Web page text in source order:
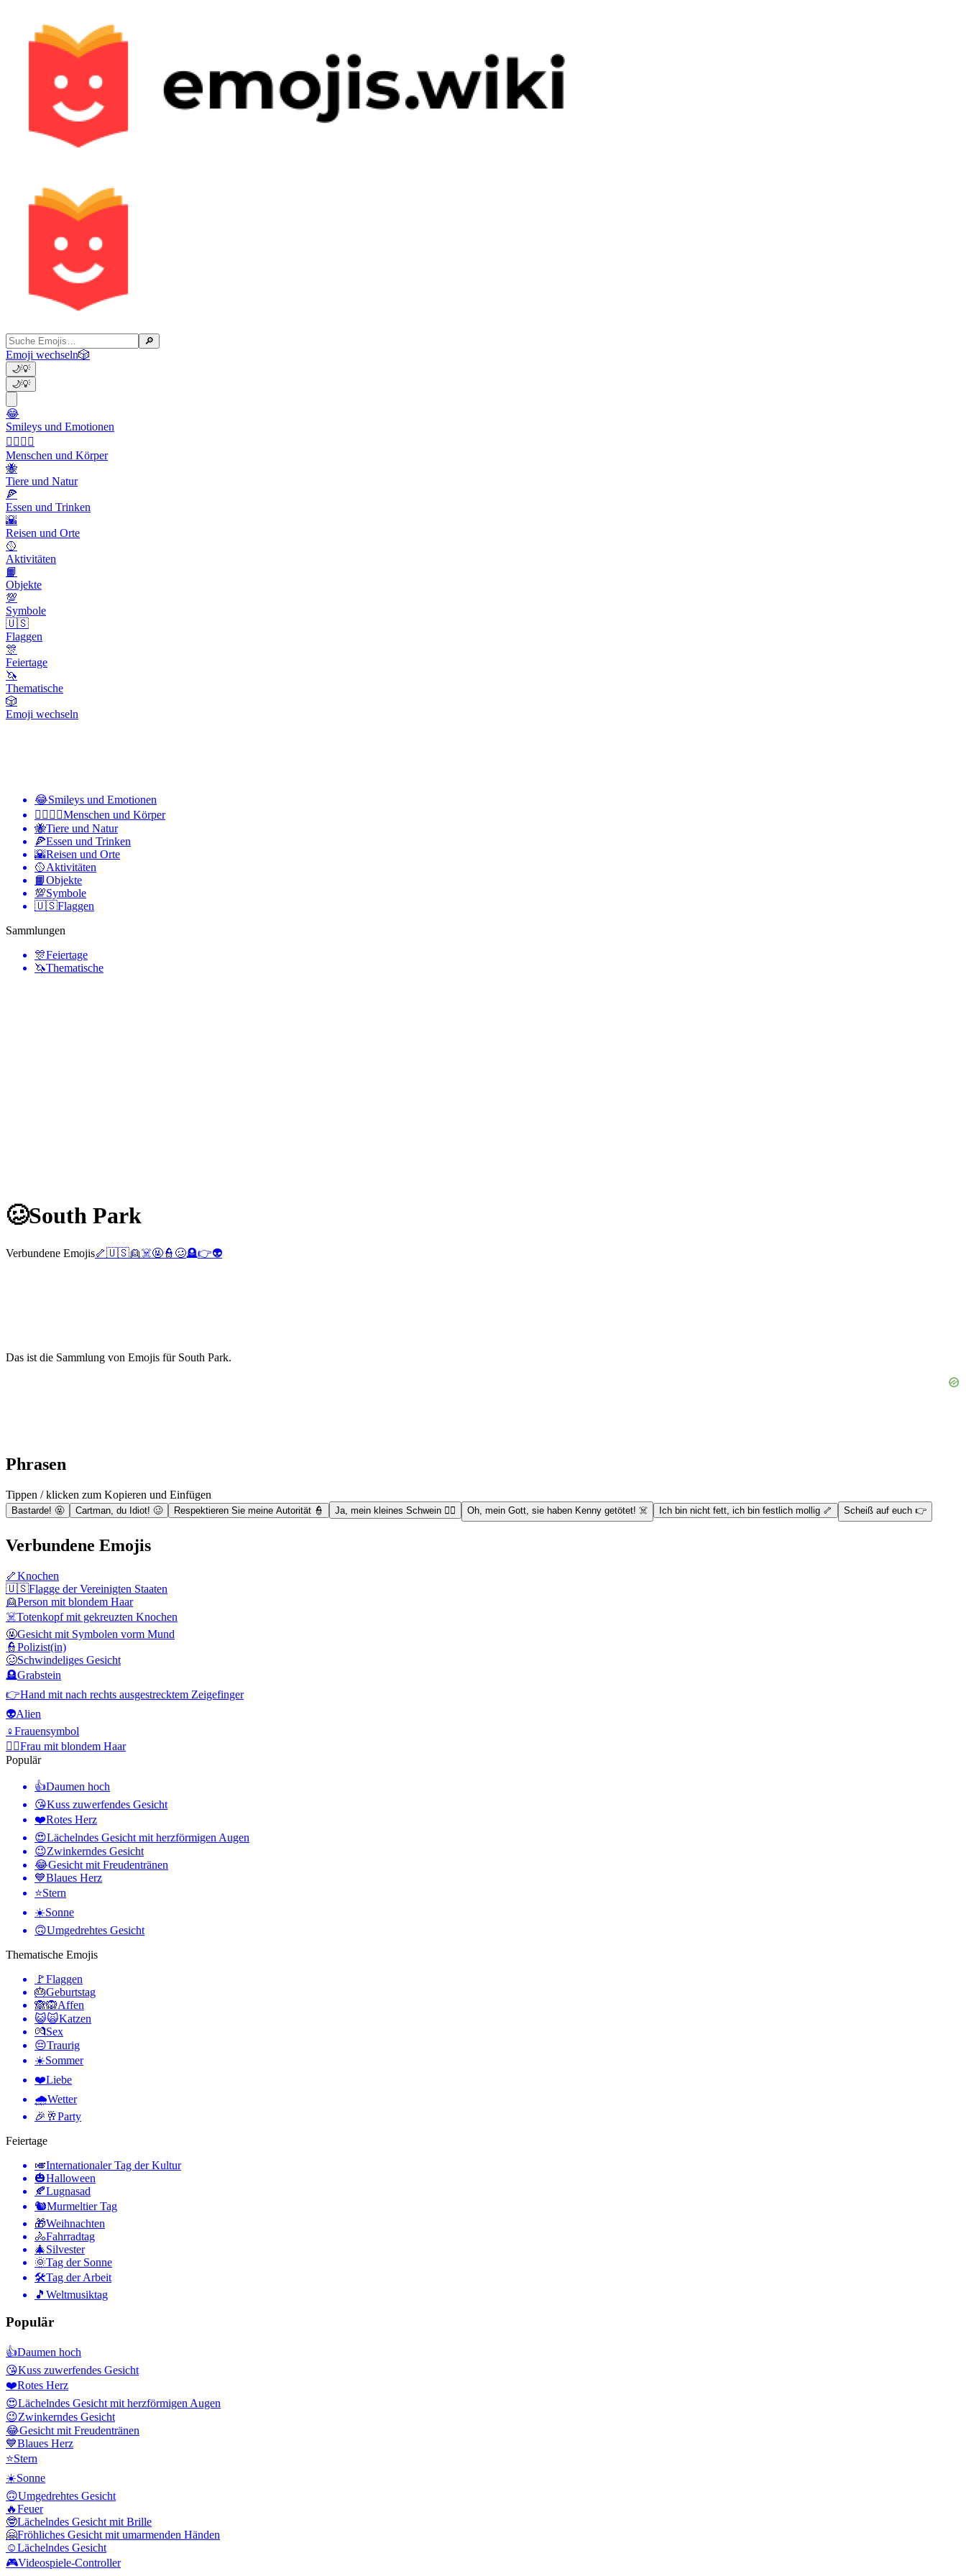
🔎
Emoji wechseln🎲
🌙💡
🌙💡
😂
Smileys und Emotionen
👩‍❤️‍💋‍👨
Menschen und Körper
🐝
Tiere und Natur
🍕
Essen und Trinken
🌇
Reisen und Orte
🥎
Aktivitäten
📙
Objekte
💯
Symbole
🇺🇸
Flaggen
🎊
Feiertage
🦄
Thematische
🎲
Emoji wechseln
😂Smileys und Emotionen
👩‍❤️‍💋‍👨Menschen und Körper
🐝Tiere und Natur
🍕Essen und Trinken
🌇Reisen und Orte
🥎Aktivitäten
📙Objekte
💯Symbole
🇺🇸Flaggen
Sammlungen
🎊Feiertage
🦄Thematische
🥴South Park
Verbundene Emojis🦴🇺🇸👱☠️🤬👮 🥴🪦👉👽
Das ist die Sammlung von Emojis für South Park.
Phrasen
Tippen / klicken zum Kopieren und Einfügen
Bastarde! 🤬 Cartman, du Idiot! 🥴 Respektieren Sie meine Autorität 👮 Ja, mein kleines Schwein 👱‍♀️ Oh, mein Gott, sie haben Kenny getötet! ☠️ Ich bin nicht fett, ich bin festlich mollig 🦴 Scheiß auf euch 👉
Verbundene Emojis
🦴Knochen
🇺🇸Flagge der Vereinigten Staaten
👱Person mit blondem Haar
☠️Totenkopf mit gekreuzten Knochen
🤬Gesicht mit Symbolen vorm Mund
👮Polizist(in)
🥴Schwindeliges Gesicht
🪦Grabstein
👉Hand mit nach rechts ausgestrecktem Zeigefinger
👽Alien
♀️Frauensymbol
👱‍♀️Frau mit blondem Haar
Populär
👍Daumen hoch
😘Kuss zuwerfendes Gesicht
❤️Rotes Herz
😍Lächelndes Gesicht mit herzförmigen Augen
😉Zwinkerndes Gesicht
😂Gesicht mit Freudentränen
💙Blaues Herz
⭐Stern
☀️Sonne
🙃Umgedrehtes Gesicht
Thematische Emojis
🚩Flaggen
🎂Geburtstag
🙈🙉Affen
😺🙀Katzen
💏Sex
😔Traurig
☀️Sommer
❤️Liebe
🌧Wetter
🎉🥂Party
Feiertage
🎺Internationaler Tag der Kultur
🎃Halloween
🍂Lugnasad
🐿Murmeltier Tag
🎁Weihnachten
🚴Fahrradtag
🎄Silvester
🌞Tag der Sonne
🛠Tag der Arbeit
🎵 Weltmusiktag
Populär
👍Daumen hoch
😘Kuss zuwerfendes Gesicht
❤️Rotes Herz
😍Lächelndes Gesicht mit herzförmigen Augen
😉Zwinkerndes Gesicht
😂Gesicht mit Freudentränen
💙Blaues Herz
⭐Stern
☀️Sonne
🙃Umgedrehtes Gesicht
🔥Feuer
🤓Lächelndes Gesicht mit Brille
🤗Fröhliches Gesicht mit umarmenden Händen
☺️Lächelndes Gesicht
🎮Videospiele-Controller